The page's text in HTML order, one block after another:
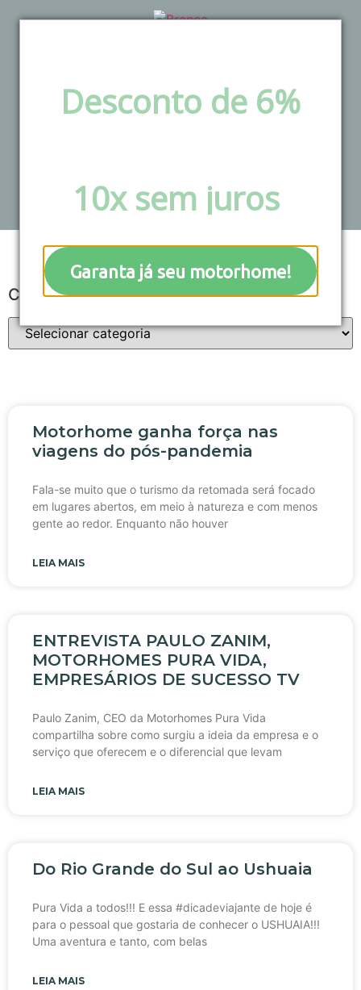
Desconto de 6%
10x sem juros
Garanta já seu motorhome!
Categorias
Motorhome ganha força nas
viagens do pós-pandemia
Fala-se muito que o turismo da retomada será focado
em lugares abertos, em meio à natureza e com menos
gente ao redor. Enquanto não houver
LEIA MAIS
ENTREVISTA PAULO ZANIM,
MOTORHOMES PURA VIDA,
EMPRESÁRIOS DE SUCESSO TV
Paulo Zanim, CEO da Motorhomes Pura Vida
compartilha sobre como surgiu a ideia da empresa e o
serviço que oferecem e o diferencial que levam
LEIA MAIS
Do Rio Grande do Sul ao Ushuaia
Pura Vida a todos!!! E essa #dicadeviajante de hoje é
para o pessoal que gostaria de conhecer o USHUAIA!!!
Uma aventura e tanto, com belas
LEIA MAIS